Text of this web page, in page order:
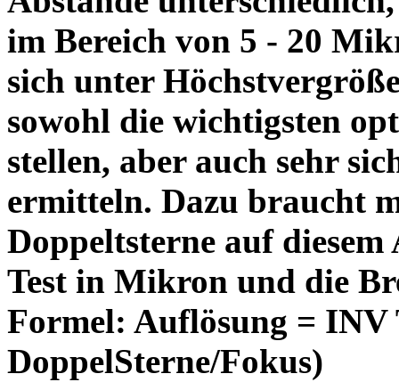
im Bereich von 5 - 20
sich unter
sowohl die wichtigsten
stellen, aber auch sehr
ermitteln. Dazu braucht
Doppeltsterne auf
Test in Mikron und die
Formel: Auflösung = INV
DoppelSterne/Fokus)